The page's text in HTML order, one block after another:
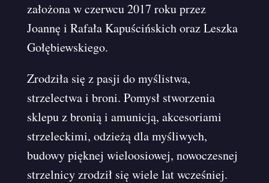
założona w czerwcu 2017 roku przez
Joannę i Rafała Kapuścińskich oraz Leszka
Gołębiewskiego.
Zrodziła się z pasji do myślistwa,
strzelectwa i broni. Pomysł stworzenia
sklepu z bronią i amunicją, akcesoriami
strzeleckimi, odzieżą dla myśliwych,
budowy pięknej wieloosiowej, nowoczesnej
strzelnicy zrodził się wiele lat wcześniej.